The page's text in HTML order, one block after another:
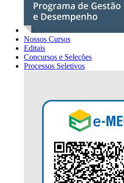
Nossos Cursos
Editais
Concursos e Seleções
Processos Seletivos